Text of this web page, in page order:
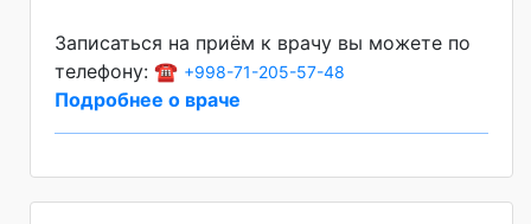
Записаться на приём к врачу вы можете по
телефону: ☎️ +998-71-205-57-48
Подробнее о враче